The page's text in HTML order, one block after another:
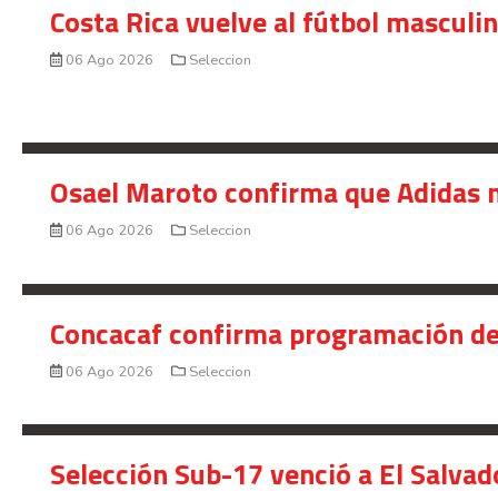
Costa Rica vuelve al fútbol
06 Ago 2026 Seleccion
Osael Maroto confirma que Adidas
06 Ago 2026 Seleccion
Concacaf confirma programación
06 Ago 2026 Seleccion
Selección Sub-17 venció a El